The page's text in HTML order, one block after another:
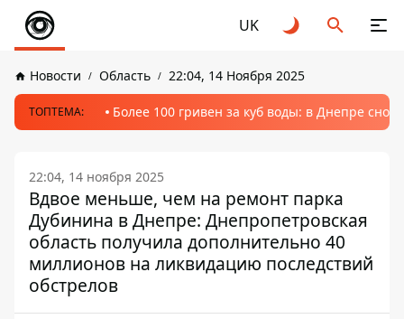
UK
Новости Область 22:04, 14 Ноября 2025
ТОПТЕМА: Более 100 гривен за куб воды: в Днепре
22:04, 14 ноября 2025
Вдвое меньше, чем на ремонт парка
Дубинина в Днепре: Днепропетровская
область получила дополнительно 40
миллионов на ликвидацию последствий
обстрелов